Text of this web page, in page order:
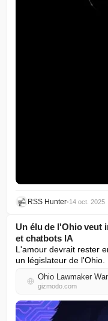
RSS Hunter•14 oct. 2025
Un élu de l'Ohio veut
et chatbots IA
L'amour devrait rester
un législateur de l'Ohio.
gizmodo.com